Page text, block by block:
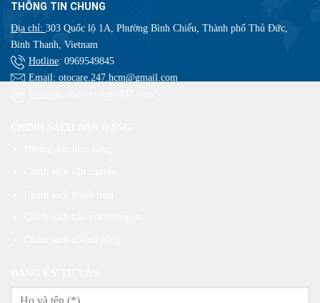
THÔNG TIN CHUNG
Địa chỉ: 303 Quốc lộ 1A, Phường Bình Chiểu, Thành phố Thủ Đức,
Binh Thanh, Vietnam
Hotline: 0969549845
Email: otocare.247.hcm@gmail.com